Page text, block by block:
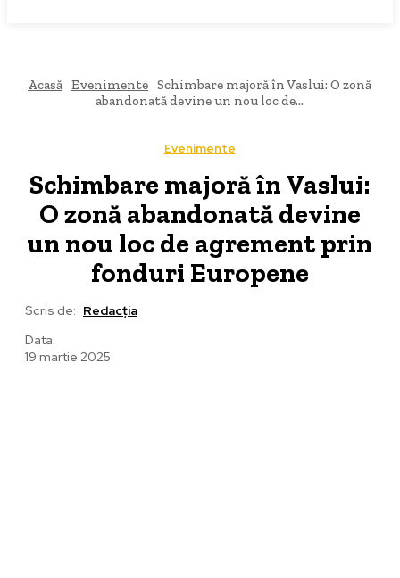
Acasă Evenimente Schimbare majoră în Vaslui: O zonă
abandonată devine un nou loc de...
Evenimente
Schimbare majoră în Vaslui:
O zonă abandonată devine
un nou loc de agrement prin
fonduri Europene
Scris de: Redacția
Data:
19 martie 2025